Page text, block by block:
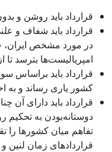
قرارداد باید روشن و
قرارداد باید شفاف و
در مورد مشخص ایران،
امپریالیست‌ها بترسد تا
قرارداد باید براساس
کشور یاری رساند و به
قرارداد باید دارای
دوستانه‌بودن به
تفاهم میان کشورها را
قراردادهای زمان